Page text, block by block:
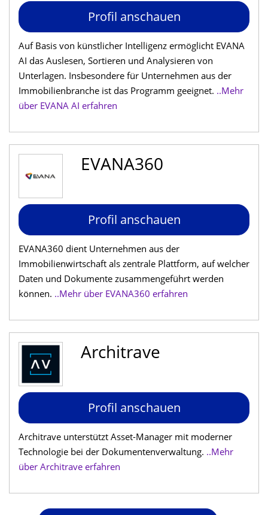
Profil anschauen
Auf Basis von künstlicher Intelligenz ermöglicht EVANA
AI das Auslesen, Sortieren und Analysieren von
Unterlagen. Insbesondere für Unternehmen aus der
Immobilienbranche ist das Programm geeignet. ..Mehr
über EVANA AI erfahren
EVANA360
Profil anschauen
EVANA360 dient Unternehmen aus der
Immobilienwirtschaft als zentrale Plattform, auf welcher
Daten und Dokumente zusammengeführt werden
können. ..Mehr über EVANA360 erfahren
Architrave
Profil anschauen
Architrave unterstützt Asset-Manager mit moderner
Technologie bei der Dokumentenverwaltung. ..Mehr
über Architrave erfahren